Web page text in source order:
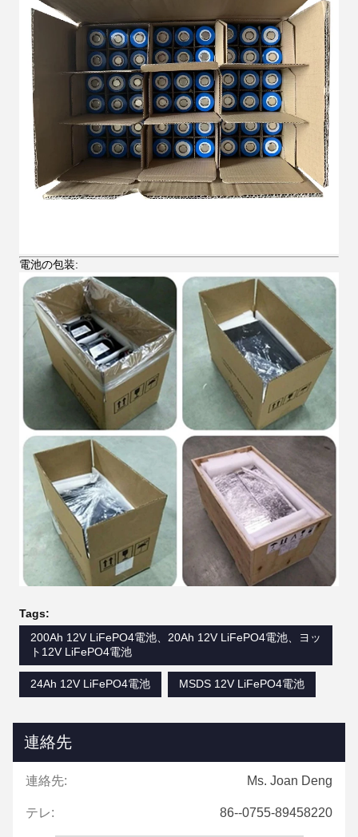
電池の包装:
Tags:
200Ah 12V LiFePO4電池、20Ah 12V LiFePO4電池、ヨッ
ト12V LiFePO4電池
24Ah 12V LiFePO4電池 MSDS 12V LiFePO4電池
連絡先
連絡先: Ms. Joan Deng
テレ: 86--0755-89458220